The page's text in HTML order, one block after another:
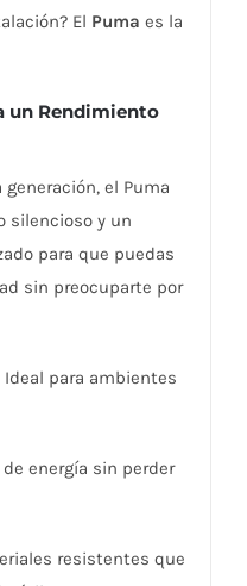
El Puma es la
un Rendimiento
el Puma
silencioso y un
para que puedas
sin preocuparte por
Ideal para ambientes
de energía sin perder
resistentes que